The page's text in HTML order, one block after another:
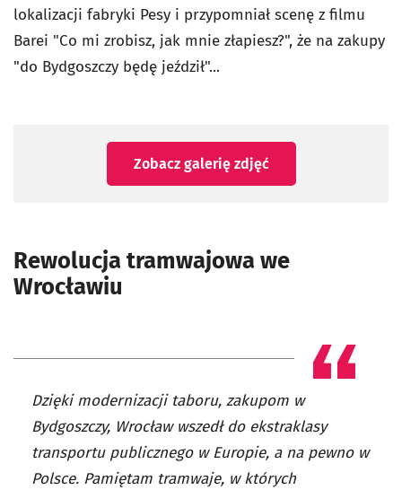
lokalizacji fabryki Pesy i przypomniał scenę z filmu
Barei "Co mi zrobisz, jak mnie złapiesz?", że na zakupy
"do Bydgoszczy będę jeździł"...
Zobacz galerię zdjęć
Rewolucja tramwajowa we
Wrocławiu
Dzięki modernizacji taboru, zakupom w
Bydgoszczy, Wrocław wszedł do ekstraklasy
transportu publicznego w Europie, a na pewno w
Polsce. Pamiętam tramwaje, w których